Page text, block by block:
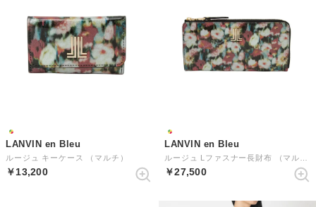
LANVIN en Bleu
ルージュ キーケース （マルチ）
￥13,200
LANVIN en Bleu
￥27,500